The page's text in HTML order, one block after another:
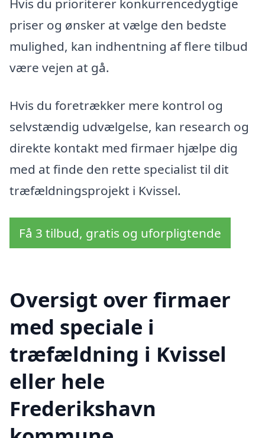
Hvis du prioriterer konkurrencedygtige
priser og ønsker at vælge den bedste
mulighed, kan indhentning af flere tilbud
være vejen at gå.
Hvis du foretrækker mere kontrol og
selvstændig udvælgelse, kan research og
direkte kontakt med firmaer hjælpe dig
med at finde den rette specialist til dit
træfældningsprojekt i Kvissel.
Få 3 tilbud, gratis og uforpligtende
Oversigt over firmaer
med speciale i
træfældning i Kvissel
eller hele
Frederikshavn